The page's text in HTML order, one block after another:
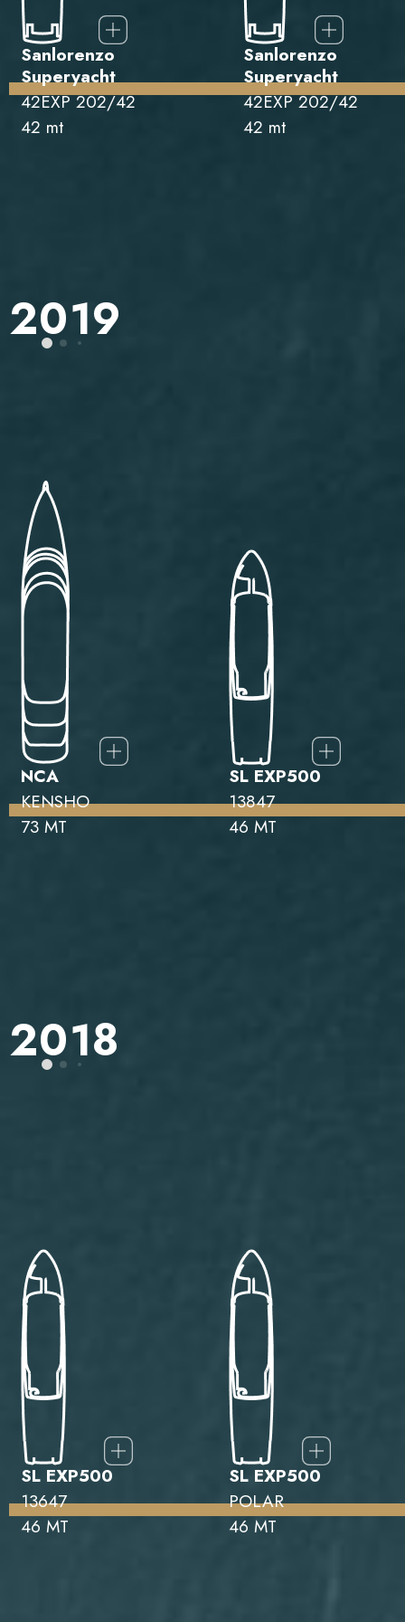
Sanlorenzo
Superyacht
42EXP 202/42
42 mt
Sanlorenzo
Superyacht
42EXP 202/42
42 mt
2019
NCA
KENSHO
73 MT
SL EXP500
13847
46 MT
2018
SL EXP500
13647
46 MT
SL EXP500
POLAR
46 MT